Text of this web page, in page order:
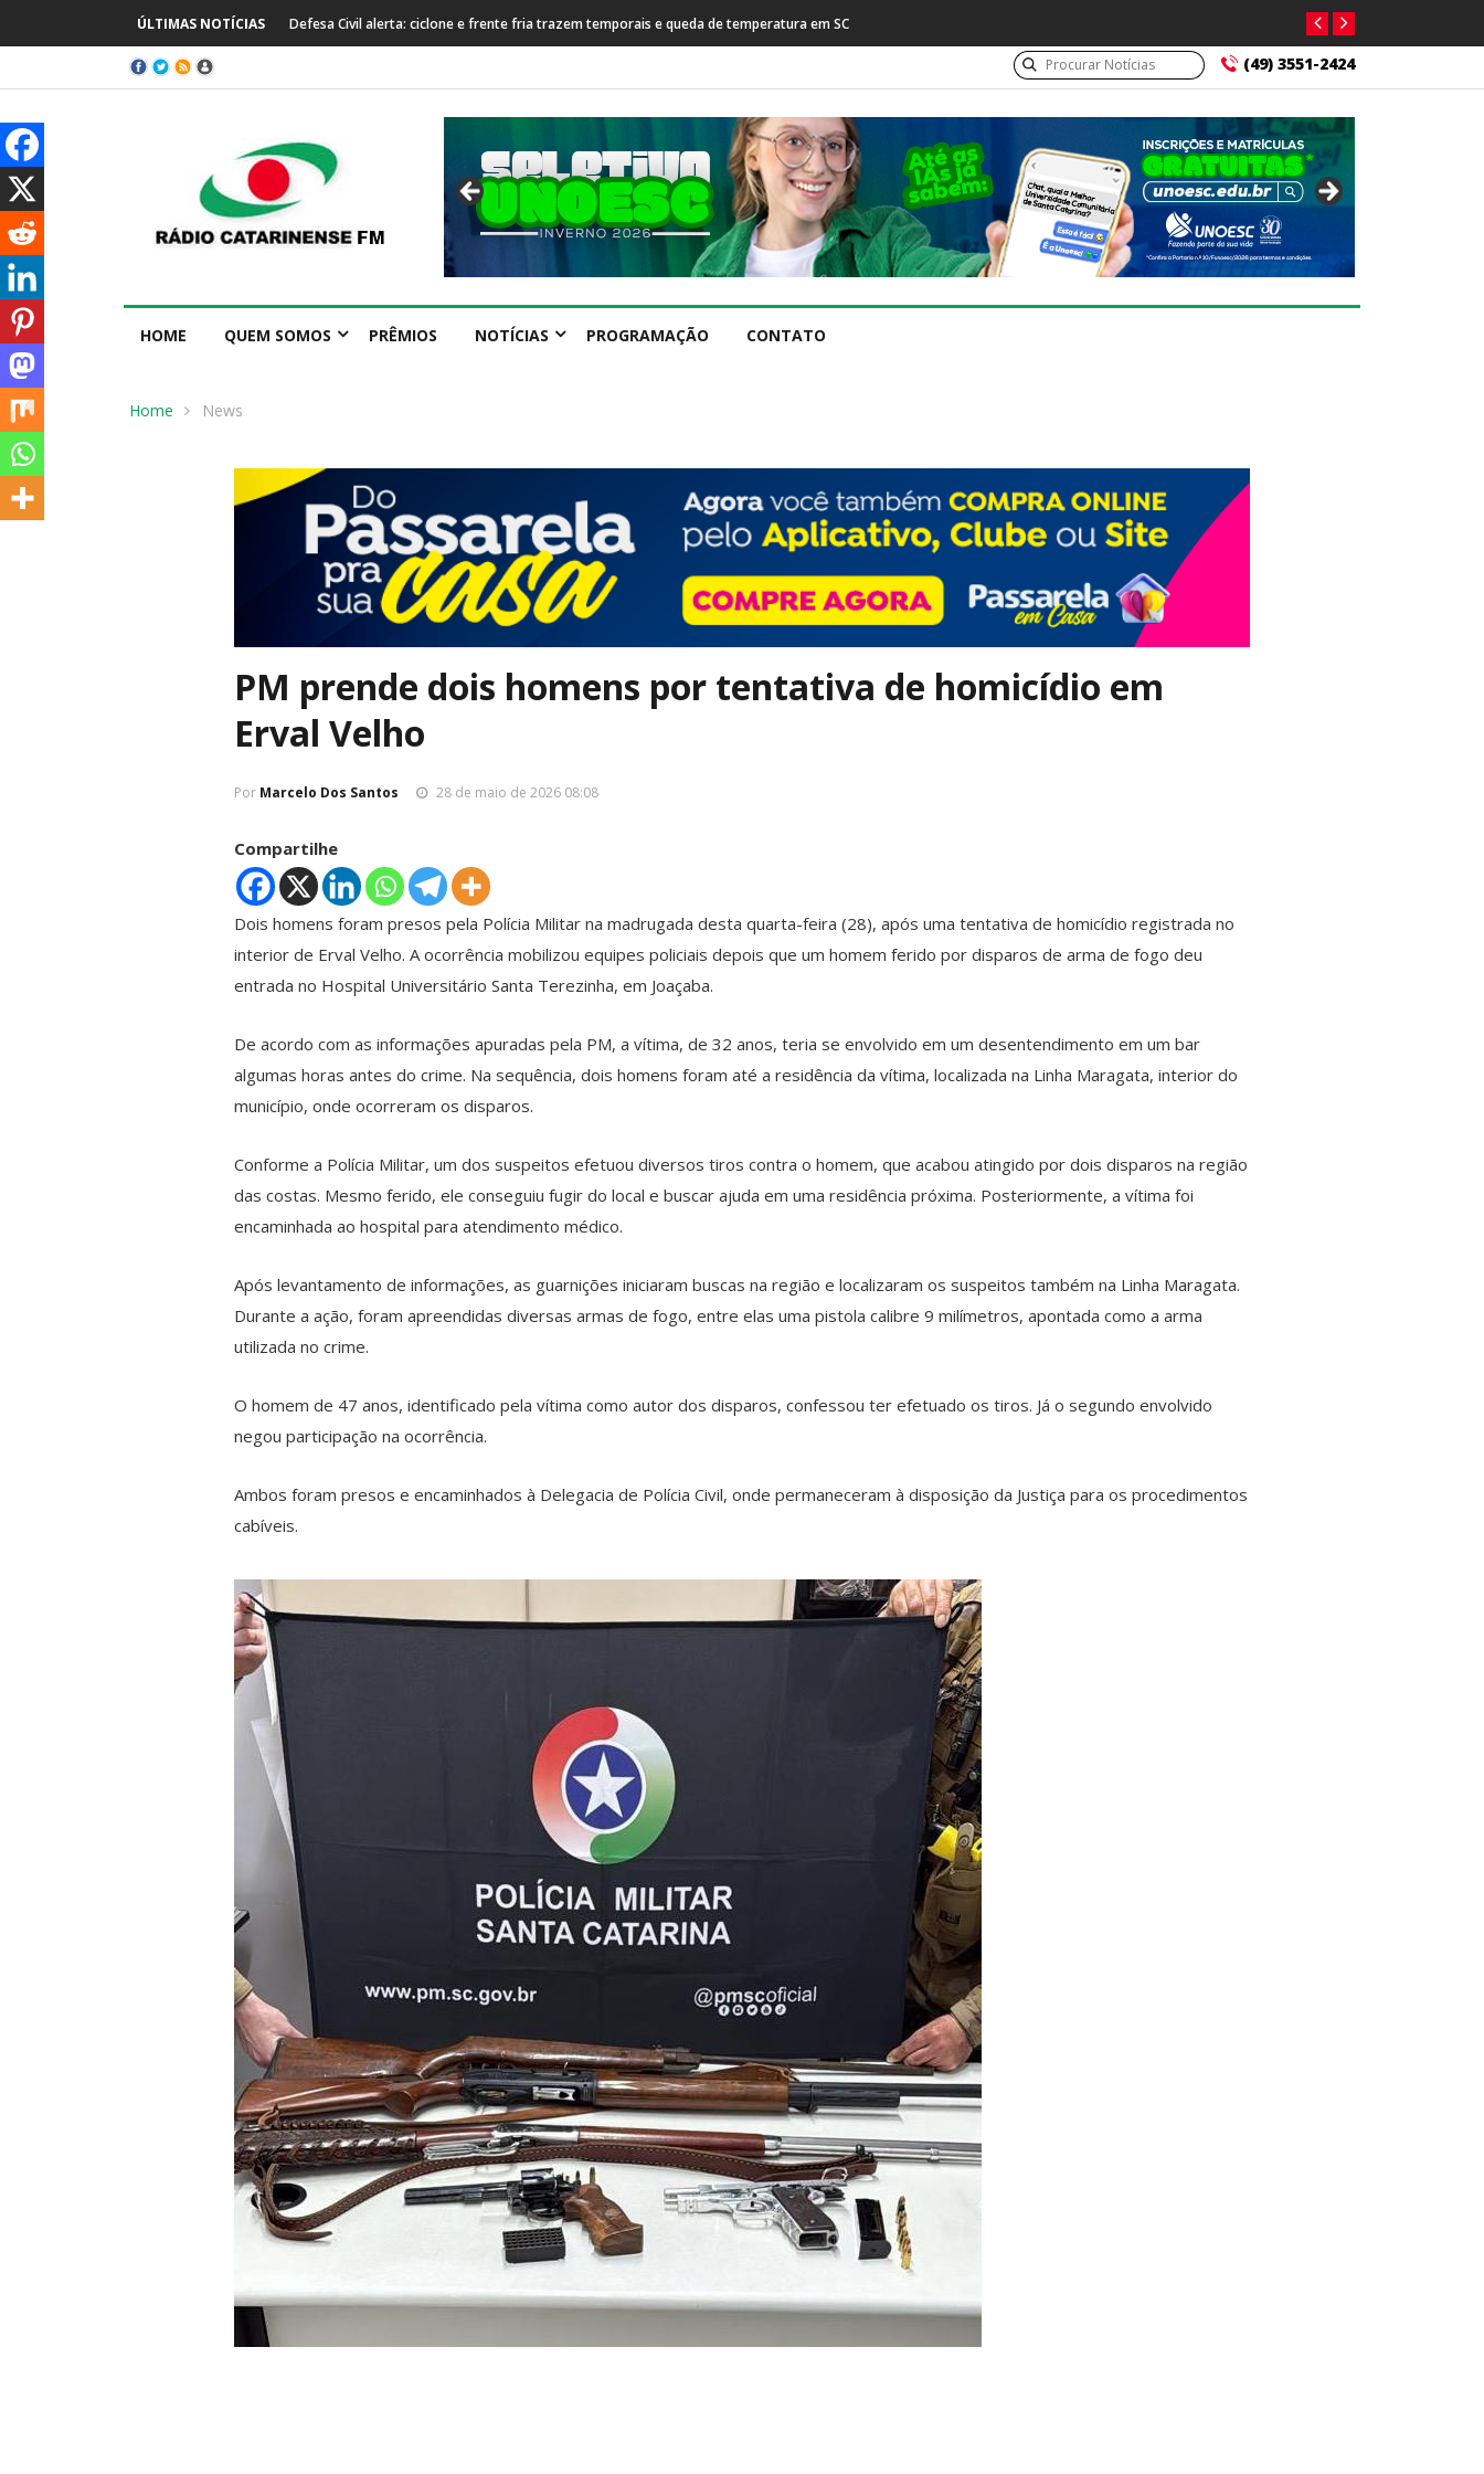
ÚLTIMAS NOTÍCIAS Defesa Civil alerta: ciclone e frente fria trazem temporais e queda de temperatura em SC
(49) 3551-2424
HOME QUEM SOMOS PRÊMIOS NOTÍCIAS PROGRAMAÇÃO CONTATO
Home News
PM prende dois homens por tentativa de homicídio em
Erval Velho
Por Marcelo Dos Santos 28 de maio de 2026 08:08
Compartilhe
Dois homens foram presos pela Polícia Militar na madrugada desta quarta-feira (28), após uma tentativa de homicídio registrada no
interior de Erval Velho. A ocorrência mobilizou equipes policiais depois que um homem ferido por disparos de arma de fogo deu
entrada no Hospital Universitário Santa Terezinha, em Joaçaba.
De acordo com as informações apuradas pela PM, a vítima, de 32 anos, teria se envolvido em um desentendimento em um bar
algumas horas antes do crime. Na sequência, dois homens foram até a residência da vítima, localizada na Linha Maragata, interior do
município, onde ocorreram os disparos.
Conforme a Polícia Militar, um dos suspeitos efetuou diversos tiros contra o homem, que acabou atingido por dois disparos na região
das costas. Mesmo ferido, ele conseguiu fugir do local e buscar ajuda em uma residência próxima. Posteriormente, a vítima foi
encaminhada ao hospital para atendimento médico.
Após levantamento de informações, as guarnições iniciaram buscas na região e localizaram os suspeitos também na Linha Maragata.
Durante a ação, foram apreendidas diversas armas de fogo, entre elas uma pistola calibre 9 milímetros, apontada como a arma
utilizada no crime.
O homem de 47 anos, identificado pela vítima como autor dos disparos, confessou ter efetuado os tiros. Já o segundo envolvido
negou participação na ocorrência.
Ambos foram presos e encaminhados à Delegacia de Polícia Civil, onde permaneceram à disposição da Justiça para os procedimentos
cabíveis.